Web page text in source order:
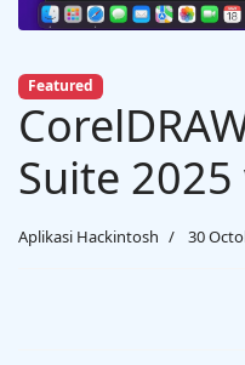
Featured
Suite
Aplikasi Hackintosh 30